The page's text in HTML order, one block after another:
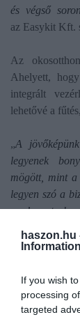
haszon.hu
Information
If you wish
processing
targeted
és végső
az Easykit Kft.
Az
Ahelyett,
integrált
lehetővé a
„A
legyenek
mögött, mint
legyen szó a
modern